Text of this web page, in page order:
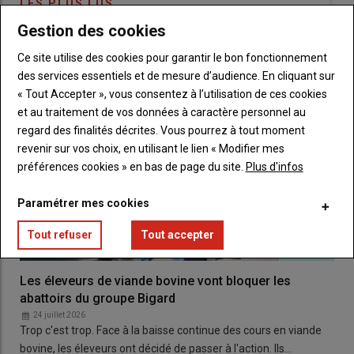
souhaite élargir sa présence sur lesmarchés locaux, pour
toucher uneclientèlequi consommelocalsans forcément se
déplacer jusqu’àl’exploitation.
Cet hiver a cependant mis en lumière la fragilité de leur
production
saint-nectaire
, a montré ses limites.
protéiné pour valoriser le lait
D’un lait jeté, à un produit qui
cartonne
Tout est parti d’une simple question posée par untechnicien
LES PLUS LUS
Les éleveurs de viande bovine vont bloquer les
abattoirs du groupe Bigard
24 juillet 2026
Trop c'est trop. Face à la baisse continue des cours en viande
bovine, les éleveurs ont décidé de passer à l'action. Ils…
Gestion des cookies
Ce site utilise des cookies pour garantir le bon fonctionnement
des services essentiels et de mesure d’audience. En cliquant sur
« Tout Accepter », vous consentez à l’utilisation de ces cookies
et au traitement de vos données à caractère personnel au
regard des finalités décrites. Vous pourrez à tout moment
revenir sur vos choix, en utilisant le lien « Modifier mes
préférences cookies » en bas de page du site. Plus d'infos
Paramétrer mes cookies
Tout refuser Tout accepter